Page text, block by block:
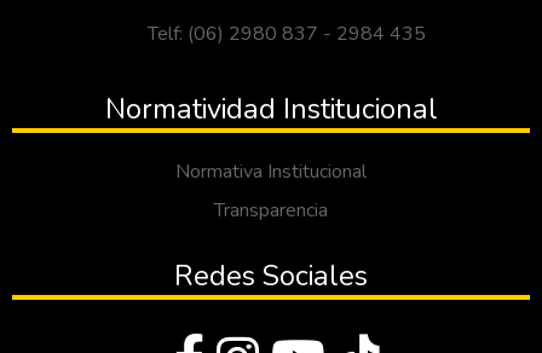
Telf: (06) 2980 837 - 2984 435
Normatividad Institucional
Normativa Institucional
Transparencia
Redes Sociales